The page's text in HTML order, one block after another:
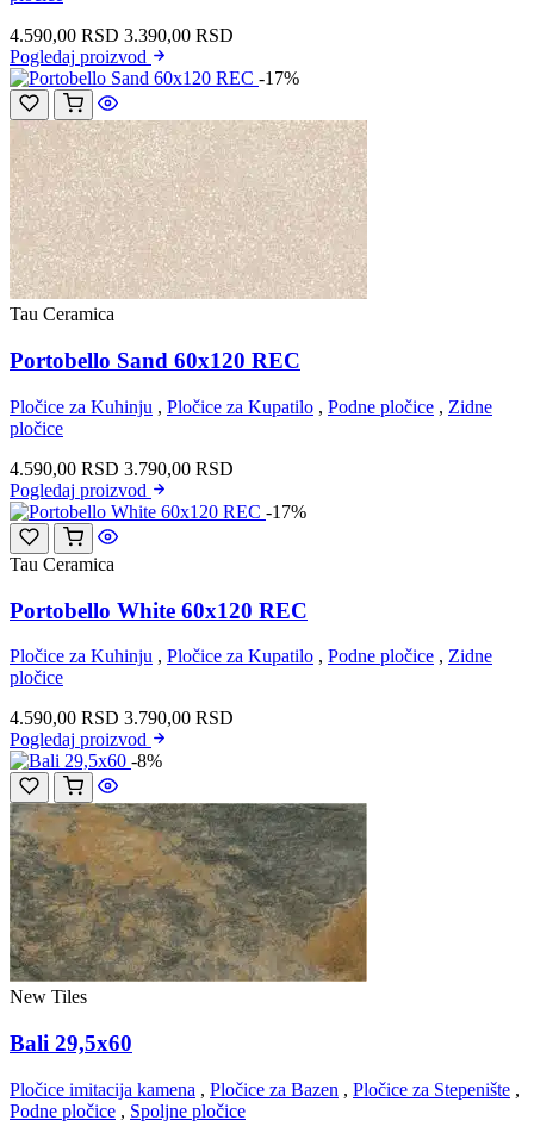
4.590,00 RSD 3.390,00 RSD
Pogledaj proizvod
-17%
Tau Ceramica
Portobello Sand 60x120 REC
Pločice za Kuhinju , Pločice za Kupatilo , Podne pločice , Zidne
pločice
4.590,00 RSD 3.790,00 RSD
Pogledaj proizvod
-17%
Tau Ceramica
Portobello White 60x120 REC
Pločice za Kuhinju , Pločice za Kupatilo , Podne pločice , Zidne
pločice
4.590,00 RSD 3.790,00 RSD
Pogledaj proizvod
-8%
New Tiles
Bali 29,5x60
Pločice imitacija kamena , Pločice za Bazen , Pločice za Stepenište ,
Podne pločice , Spoljne pločice